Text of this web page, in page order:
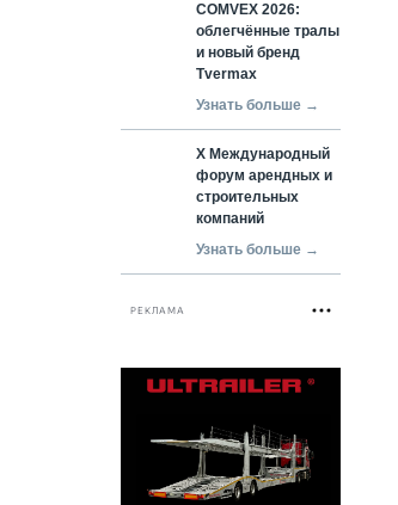
COMVEX 2026:
облегчённые тралы
и новый бренд
Tvermax
Узнать больше →
X Международный
форум арендных и
строительных
компаний
Узнать больше →
РЕКЛАМА